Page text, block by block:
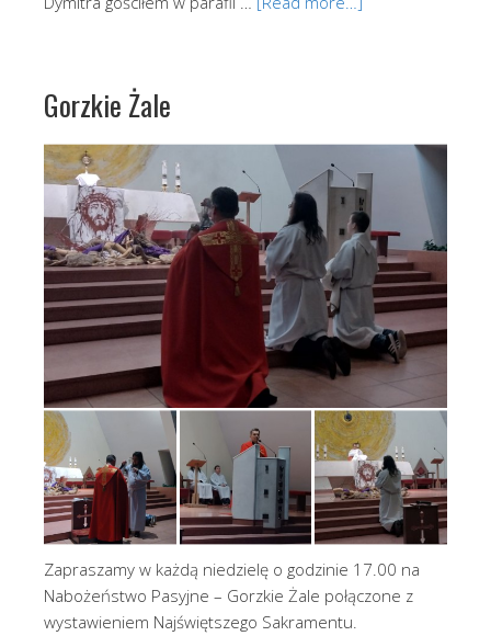
Gorzkie Żale
Zapraszamy w każdą niedzielę o godzinie 17.00 na
Nabożeństwo Pasyjne – Gorzkie Żale połączone z
wystawieniem Najświętszego Sakramentu.